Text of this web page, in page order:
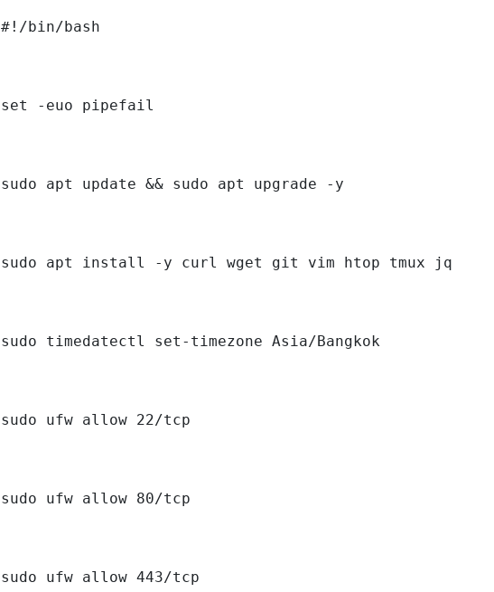
#!/bin/bash
set -euo pipefail
sudo apt update && sudo apt upgrade -y
sudo apt install -y curl wget git vim htop tmux jq
sudo timedatectl set-timezone Asia/Bangkok
sudo ufw allow 22/tcp
sudo ufw allow 80/tcp
sudo ufw allow 443/tcp